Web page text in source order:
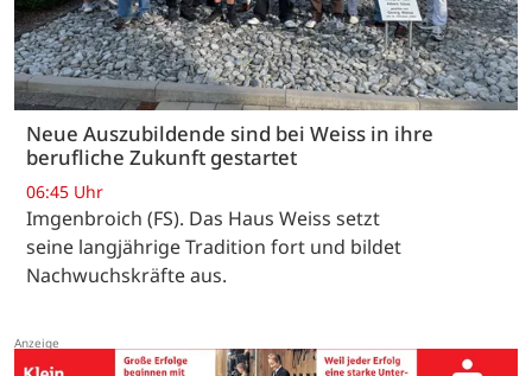
Neue Auszubildende sind bei Weiss in ihre
berufliche Zukunft gestartet
06:45 Uhr
Imgenbroich (FS). Das Haus Weiss setzt
seine langjährige Tradition fort und bildet
Nachwuchskräfte aus.